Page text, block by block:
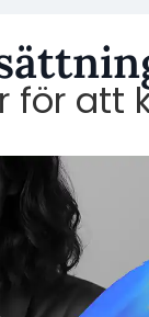
för att